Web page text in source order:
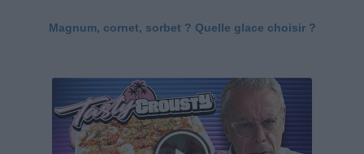
Magnum, cornet, sorbet ? Quelle glace choisir ?